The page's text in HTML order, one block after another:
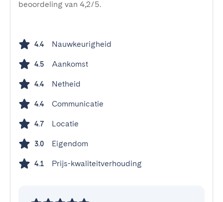
beoordeling van 4,2/5.
4.4 Nauwkeurigheid
4.5 Aankomst
4.4 Netheid
4.4 Communicatie
4.7 Locatie
3.0 Eigendom
4.1 Prijs-kwaliteitverhouding